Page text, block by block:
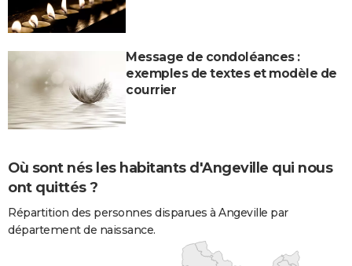
Message de condoléances :
exemples de textes et modèle de
courrier
Où sont nés les habitants d'Angeville qui nous
ont quittés ?
Répartition des personnes disparues à Angeville par
département de naissance.